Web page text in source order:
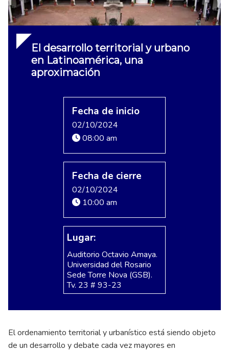
El desarrollo territorial y urbano
en Latinoamérica, una
aproximación
Fecha de inicio
02/10/2024
08:00 am
Fecha de cierre
02/10/2024
10:00 am
Lugar:
Auditorio Octavio Amaya.
Universidad del Rosario
Sede Torre Nova (GSB).
Tv. 23 # 93-23
El ordenamiento territorial y urbanístico está siendo objeto
de un desarrollo y debate cada vez mayores en